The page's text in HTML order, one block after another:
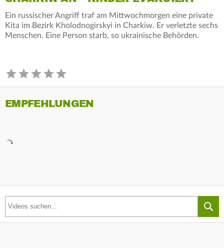
Ein russischer Angriff traf am Mittwochmorgen eine private
Kita im Bezirk Kholodnogirskyi in Charkiw. Er verletzte sechs
Menschen. Eine Person starb, so ukrainische Behörden.
EMPFEHLUNGEN